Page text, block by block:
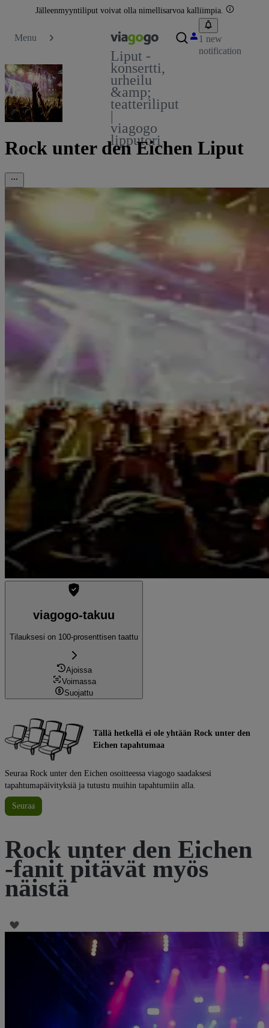
Jälleenmyyntiliput voivat olla nimellisarvoa kalliimpia.
Menu
Liput -
konsertti,
urheilu
&amp;
teatteriliput
|
viagogo
lipputori
1 new
notification
Rock unter den Eichen Liput
viagogo-takuu
Tilauksesi on 100-prosenttisen taattu
Ajoissa
Voimassa
Suojattu
Tällä hetkellä ei ole yhtään Rock unter den
Eichen tapahtumaa
Seuraa Rock unter den Eichen osoitteessa viagogo saadaksesi
tapahtumapäivityksiä ja tutustu muihin tapahtumiin alla.
Seuraa
Rock unter den Eichen
-fanit pitävät myös
näistä